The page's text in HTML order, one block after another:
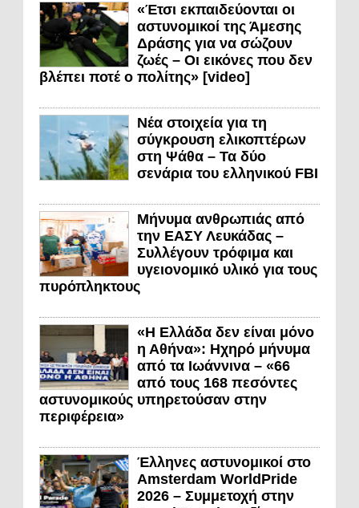
«Έτσι εκπαιδεύονται οι
αστυνομικοί της Άμεσης
Δράσης για να σώζουν
ζωές – Οι εικόνες που δεν
βλέπει ποτέ ο πολίτης» [video]
Νέα στοιχεία για τη
σύγκρουση ελικοπτέρων
στη Ψάθα – Τα δύο
σενάρια του ελληνικού FBI
Μήνυμα ανθρωπιάς από
την ΕΑΣΥ Λευκάδας –
Συλλέγουν τρόφιμα και
υγειονομικό υλικό για τους
πυρόπληκτους
«Η Ελλάδα δεν είναι μόνο
η Αθήνα»: Ηχηρό μήνυμα
από τα Ιωάννινα – «66
από τους 168 πεσόντες
αστυνομικούς υπηρετούσαν στην
περιφέρεια»
Έλληνες αστυνομικοί στο
Amsterdam WorldPride
2026 – Συμμετοχή στην